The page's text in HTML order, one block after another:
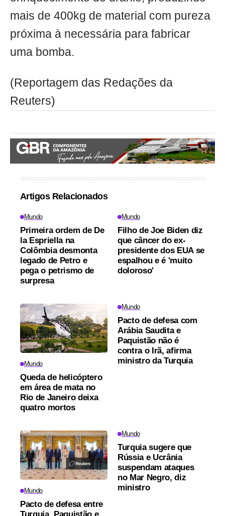
mais de 400kg de material com pureza
próxima à necessária para fabricar
uma bomba.
(Reportagem das Redações da
Reuters)
Artigos Relacionados
Mundo
Primeira ordem de De
la Espriella na
Colômbia desmonta
legado de Petro e
pega o petrismo de
surpresa
Mundo
Filho de Joe Biden diz
que câncer do ex-
presidente dos EUA se
espalhou e é 'muito
doloroso'
Mundo
Queda de helicóptero
em área de mata no
Rio de Janeiro deixa
quatro mortos
Mundo
Pacto de defesa com
Arábia Saudita e
Paquistão não é
contra o Irã, afirma
ministro da Turquia
Mundo
Pacto de defesa entre
Mundo
Turquia sugere que
Rússia e Ucrânia
suspendam ataques
no Mar Negro, diz
ministro